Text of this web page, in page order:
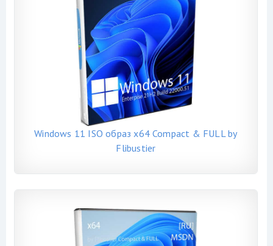
Windows 11 ISO образ x64 Compact & FULL by
Flibustier